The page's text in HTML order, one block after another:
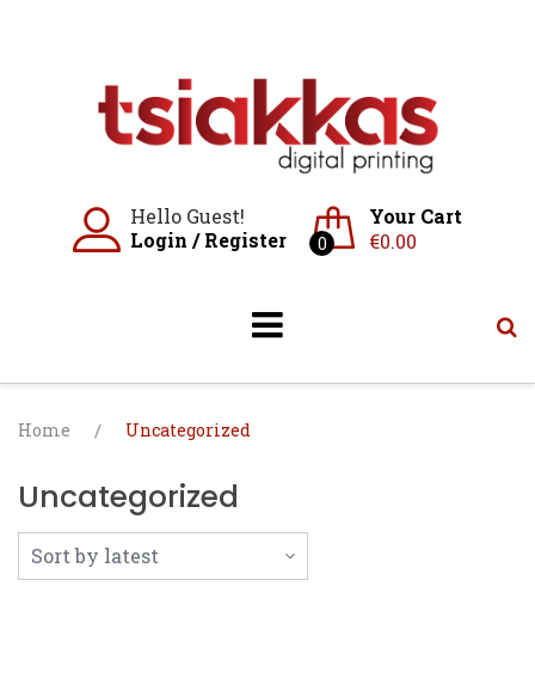
Hello Guest!
Login / Register 0
Your Cart
€0.00
Home / Uncategorized
Uncategorized